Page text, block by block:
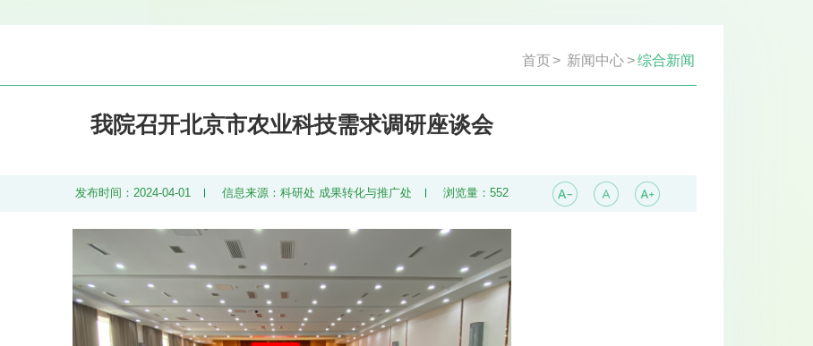
首页> 新闻中心 >综合新闻
我院召开北京市农业科技需求调研座谈会
发布时间：2024-04-01 信息来源：科研处 成果转化与推广处 浏览量： 552